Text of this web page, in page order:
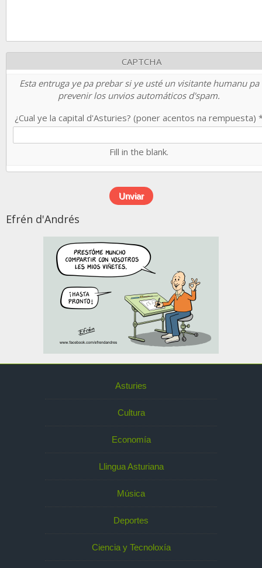
CAPTCHA
Esta entruga ye pa prebar si ye usté un visitante humanu pa
prevenir los unvios automáticos d'spam.
¿Cual ye la capital d'Asturies? (poner acentos na rempuesta)
Fill in the blank.
Efrén d'Andrés
Asturies
Cultura
Economía
Llingua Asturiana
Música
Deportes
Ciencia y Tecnoloxía